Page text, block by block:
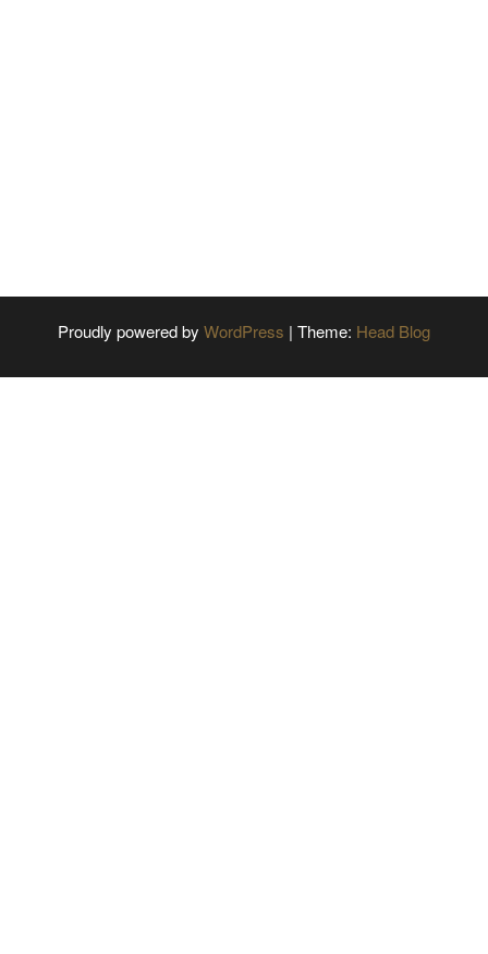
Proudly powered by WordPress | Theme: Head Blog